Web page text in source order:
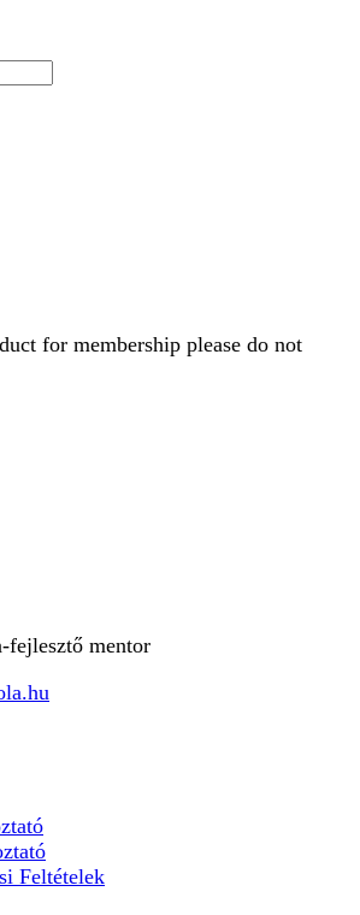
for membership please do not
fejlesztő mentor
Feltételek